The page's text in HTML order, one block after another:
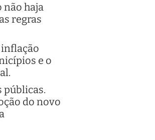
não haja
regras
e o
públicas.
do novo